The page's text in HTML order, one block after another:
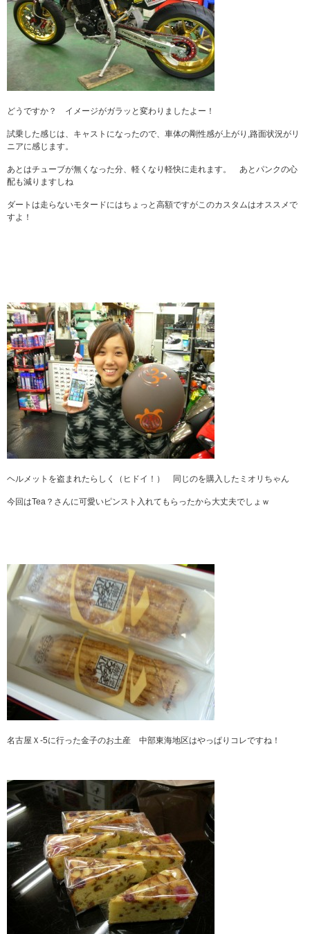
どうですか？ イメージがガラッと変わりましたよー！
試乗した感じは、キャストになったので、車体の剛性感が上がり,路面状況がリ
ニアに感じます。
あとはチューブが無くなった分、軽くなり軽快に走れます。 あとパンクの心
配も減りますしね
ダートは走らないモタードにはちょっと高額ですがこのカスタムはオススメで
すよ！
ヘルメットを盗まれたらしく（ヒドイ！） 同じのを購入したミオリちゃん
今回はTea？さんに可愛いピンスト入れてもらったから大丈夫でしょｗ
名古屋Ｘ-5に行った金子のお土産 中部東海地区はやっぱりコレですね！